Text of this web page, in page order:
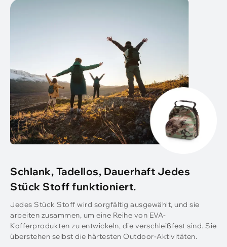
Schlank, Tadellos, Dauerhaft Jedes
Stück Stoff funktioniert.
Jedes Stück Stoff wird sorgfältig ausgewählt, und sie
arbeiten zusammen, um eine Reihe von EVA-
Kofferprodukten zu entwickeln, die verschleißfest sind. Sie
überstehen selbst die härtesten Outdoor-Aktivitäten.